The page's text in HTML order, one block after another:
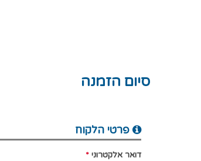
סיום הזמנה
פרטי הלקוח
דואר אלקטרוני